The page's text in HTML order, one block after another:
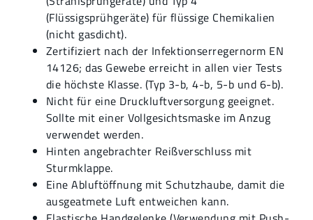
(Flüssigsprühgeräte) für flüssige Chemikalien
(nicht gasdicht).
Zertifiziert nach der Infektionserregernorm EN
14126; das Gewebe erreicht in allen vier Tests
die höchste Klasse. (Typ 3-b, 4-b, 5-b und 6-b).
Nicht für eine Druckluftversorgung geeignet.
Sollte mit einer Vollgesichtsmaske im Anzug
verwendet werden.
Hinten angebrachter Reißverschluss mit
Sturmklappe.
Eine Abluftöffnung mit Schutzhaube, damit die
ausgeatmete Luft entweichen kann.